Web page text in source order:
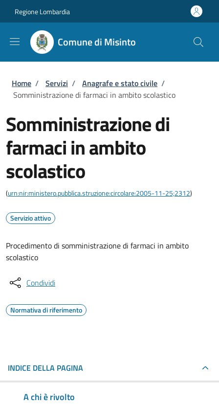
Regione Lombardia
Comune di Misinto
Briciole di pane
Home / Servizi / Anagrafe e stato civile /
Somministrazione di farmaci in ambito scolastico
Somministrazione di
farmaci in ambito
scolastico
(urn:nir:ministero.pubblica.struzione:circolare:2005-11-25;2312)
Servizio attivo
Procedimento di somministrazione di farmaci in ambito
scolastico
Condividi
Normativa di riferimento
INDICE DELLA PAGINA
A chi è rivolto